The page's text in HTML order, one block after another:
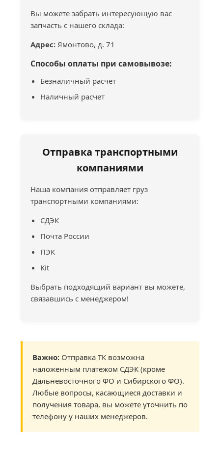
Вы можете забрать интересующую вас
запчасть с нашего склада:
Адрес: Ямонтово, д. 71
Способы оплаты при самовывозе:
Безналичный расчет
Наличный расчет
Отправка транспортными
компаниями
Наша компания отправляет груз
транспортными компаниями:
СДЭК
Почта России
ПЭК
Kit
Выбрать подходящий вариант вы можете,
связавшись с менеджером!
Важно: Отправка ТК возможна
наложенным платежом СДЭК (кроме
Дальневосточного ФО и Сибирского ФО).
Любые вопросы, касающиеся доставки и
получения товара, вы можете уточнить по
телефону у наших менеджеров.